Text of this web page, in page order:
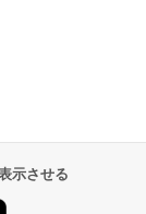
示させる